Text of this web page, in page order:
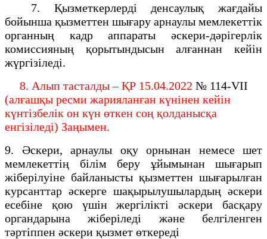
7. Қызметкерлерді денсаулық жағдайы
бойынша қызметтен шығару арнаулы мемлекеттік
органның кадр аппараты әскери-дәрігерлік
комиссияның қорытындысын алғаннан кейін
жүргізіледі.
8. Алып тасталды – ҚР 15.04.2022 № 114-VІІ
(алғашқы ресми жарияланған күнінен кейін
күнтізбелік он күн өткен соң қолданысқа
енгізіледі) Заңымен.
9. Әскери, арнаулы оқу орнынан немесе шет
мемлекеттің білім беру ұйымынан шығарып
жіберілуіне байланысты қызметтен шығарылған
курсанттар әскерге шақырылушылардың әскери
есебіне қою үшін жергілікті әскери басқару
органдарына жіберіледі және белгіленген
тәртіппен әскери қызмет өткереді